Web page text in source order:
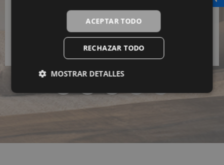
He llegit i accepto la informació bàsica sobre el
tractament de dades.
ACEPTAR TODO
RECHAZAR TODO
MOSTRAR DETALLES